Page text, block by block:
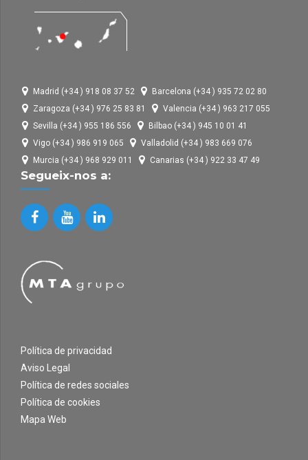
Madrid (+34 ) 918 08 37 52
Barcelona (+34 ) 935 72 02 80
Zaragoza (+34 ) 976 25 83 81
Valencia (+34 ) 963 217 055
Sevilla (+34 ) 955 186 556
Bilbao (+34 ) 945 10 01 41
Vigo (+34 ) 986 919 065
Valladolid (+34 ) 983 669 076
Murcia (+34 ) 968 929 011
Canarias (+34 ) 922 33 47 49
Segueix-nos a:
Política de privacidad
Aviso Legal
Política de redes sociales
Política de cookies
Mapa Web